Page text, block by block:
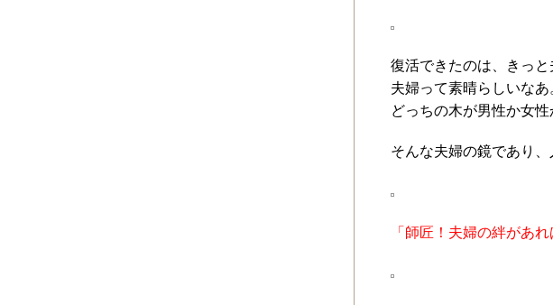
復活できたのは、きっと
夫婦って素晴らしいなあ
どっちの木が男性か女性
そんな夫婦の鏡であり
「師匠！夫婦の絆があ